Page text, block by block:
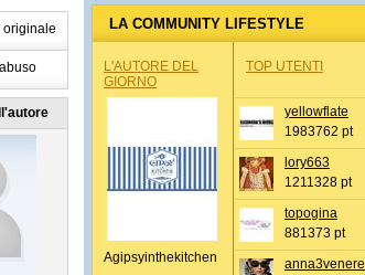
originale LA COMMUNITY LIFESTYLE
L'AUTORE DEL
GIORNO
Agipsyinthekitchen
TOP UTENTI
yellowflate
1983762 pt
lory663
1211328 pt
topogina
881373 pt
anna3venere